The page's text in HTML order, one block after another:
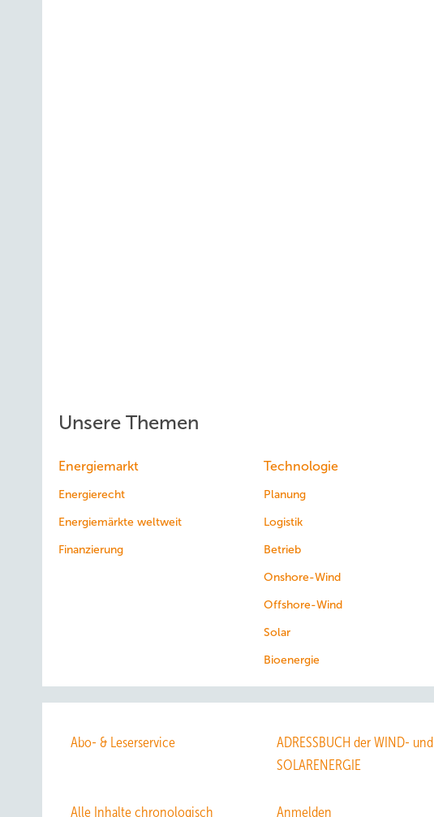
Unsere Themen
Energiemarkt
Energierecht
Energiemärkte weltweit
Finanzierung
Technologie
Planung
Logistik
Betrieb
Onshore-Wind
Offshore-Wind
Solar
Bioenergie
Abo- & Leserservice
ADRESSBUCH der WIND- und
SOLARENERGIE
Alle Inhalte chronologisch Anmelden